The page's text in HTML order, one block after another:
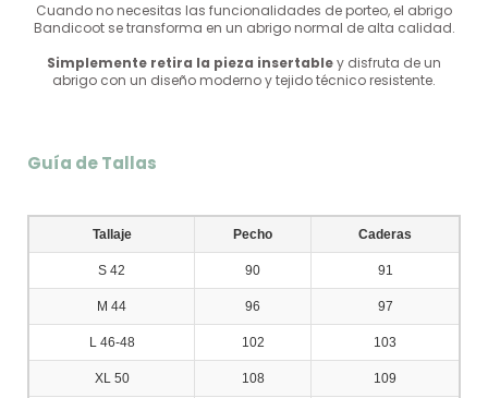
Cuando no necesitas las funcionalidades de porteo, el abrigo
Bandicoot se transforma en un abrigo normal de alta calidad.
Simplemente retira la pieza insertabley disfruta de un
abrigo con un diseño moderno y tejido técnico resistente.
Guía de Tallas
Tallaje Pecho Caderas
S 42 90 91
M 44 96 97
L 46-48 102 103
XL 50 108 109